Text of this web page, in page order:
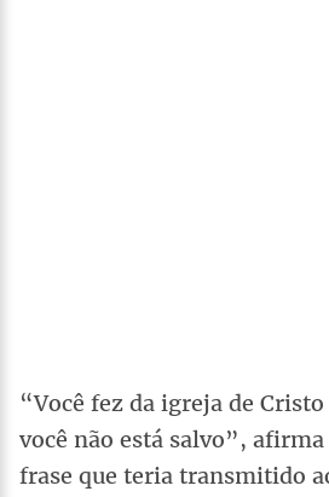
“Você fez da igreja de
você não está salvo”,
frase que teria transmitido